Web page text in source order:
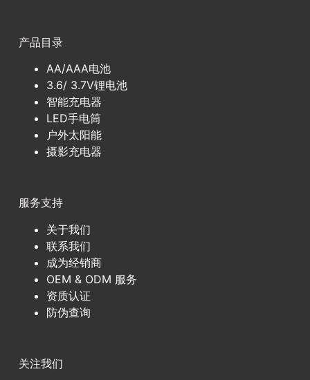
产品目录
AA/AAA电池
3.6/ 3.7V锂电池
智能充电器
LED手电筒
户外太阳能
摄影充电器
服务支持
关于我们
联系我们
成为经销商
OEM & ODM 服务
资质认证
防伪查询
关注我们